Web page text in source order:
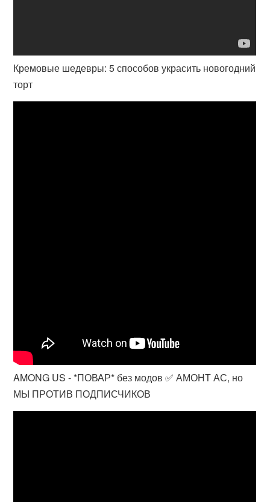
Кремовые шедевры: 5 способов украсить новогодний
торт
AMONG US - *ПОВАР* без модов ✅ АМОНТ АС, но
МЫ ПРОТИВ ПОДПИСЧИКОВ